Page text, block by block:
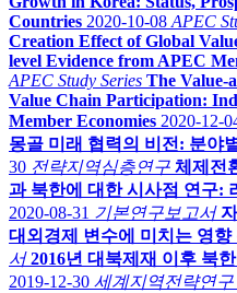
Countries 2020-10-08 APEC
Creation Effect of Global
level Evidence from APEC
APEC Study Series The Value-
Value Chain Participation:
Member Economies 2020-12-
몽골 미래 협력의 비전: 분야
30 전략지역심층연구 체제전
과 북한에 대한 시사점 연구:
2020-08-31 기본연구보고서
대외경제 변수에 미치는 영향
서 2016년 대북제재 이후 북
2019-12-30 세계지역전략연구